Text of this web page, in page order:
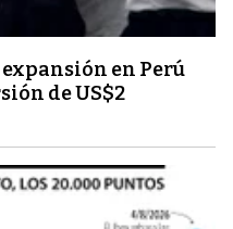
en Perú
de US$2